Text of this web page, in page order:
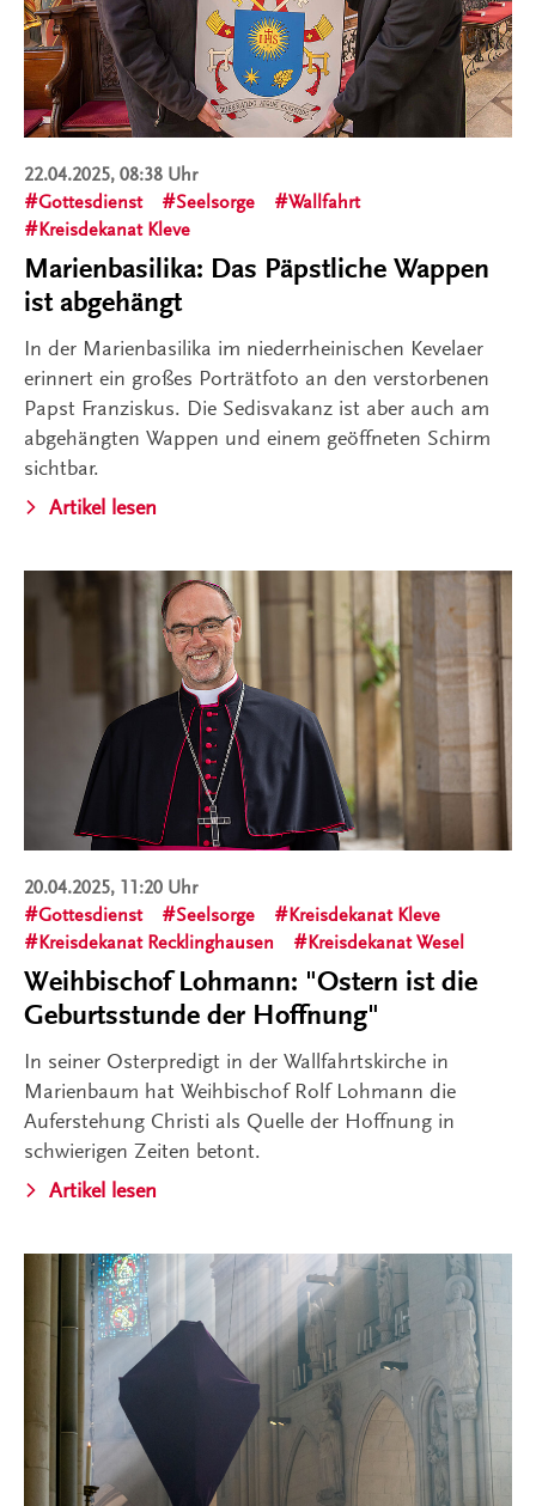
22.04.2025, 08:38 Uhr
Gottesdienst
Seelsorge
Wallfahrt
Kreisdekanat Kleve
Marienbasilika: Das Päpstliche Wappen
ist abgehängt
In der Marienbasilika im niederrheinischen Kevelaer
erinnert ein großes Porträtfoto an den verstorbenen
Papst Franziskus. Die Sedisvakanz ist aber auch am
abgehängten Wappen und einem geöffneten Schirm
sichtbar.
Artikel lesen
20.04.2025, 11:20 Uhr
Gottesdienst
Seelsorge
Kreisdekanat Kleve
Kreisdekanat Recklinghausen
Kreisdekanat Wesel
Weihbischof Lohmann: "Ostern ist die
Geburtsstunde der Hoffnung"
In seiner Osterpredigt in der Wallfahrtskirche in
Marienbaum hat Weihbischof Rolf Lohmann die
Auferstehung Christi als Quelle der Hoffnung in
schwierigen Zeiten betont.
Artikel lesen